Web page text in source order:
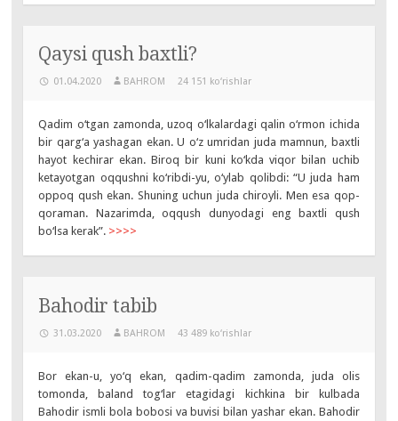
Qaysi qush baxtli?
01.04.2020 BAHROM 24 151 ko‘rishlar
Qadim o‘tgan zamonda, uzoq o‘lkalardagi qalin o‘rmon ichida
bir qarg‘a yashagan ekan. U o‘z umridan juda mamnun, baxtli
hayot kechirar ekan. Biroq bir kuni ko‘kda viqor bilan uchib
ketayotgan oqqushni ko‘ribdi-yu, o‘ylab qolibdi: “U juda ham
oppoq qush ekan. Shuning uchun juda chiroyli. Men esa qop-
qoraman. Nazarimda, oqqush dunyodagi eng baxtli qush
bo‘lsa kerak”. >>>>
Bahodir tabib
31.03.2020 BAHROM 43 489 ko‘rishlar
Bor ekan-u, yo‘q ekan, qadim-qadim zamonda, juda olis
tomonda, baland tog‘lar etagidagi kichkina bir kulbada
Bahodir ismli bola bobosi va buvisi bilan yashar ekan. Bahodir